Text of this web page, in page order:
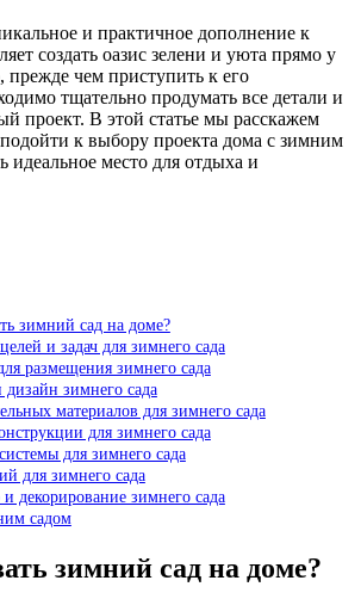
и практичное дополнение к
создать оазис зелени и уюта прямо у
прежде чем приступить к его
тщательно продумать все детали и
проект. В этой статье мы расскажем
к выбору проекта дома с зимним
идеальное место для отдыха и
зимний сад на доме?
и задач для зимнего сада
размещения зимнего сада
зимнего сада
материалов для зимнего сада
для зимнего сада
для зимнего сада
для зимнего сада
декорирование зимнего сада
садом
зимний сад на доме?